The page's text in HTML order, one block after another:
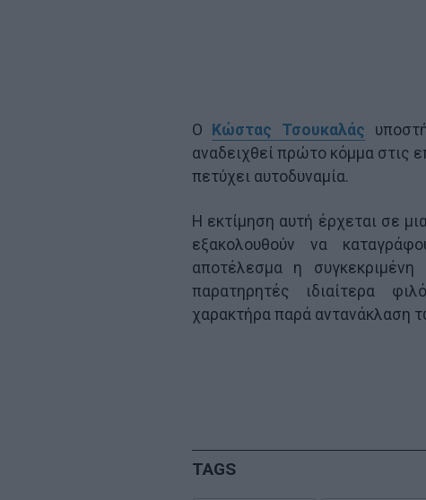
Ο Κώστας Τσουκαλάς
αναδειχθεί πρώτο κόμμα στις
πετύχει αυτοδυναμία.
Η εκτίμηση αυτή έρχεται σε
εξακολουθούν να
αποτέλεσμα η
παρατηρητές ιδιαίτερα
χαρακτήρα παρά αντανάκλαση
TAGS